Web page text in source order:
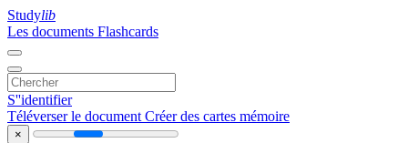
Studylib
Les documents Flashcards
S''identifier
Téléverser le document Créer des cartes mémoire
×